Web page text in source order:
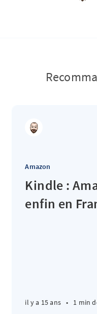
Amazon
Kindle :
enfin en
il y a 15 ans • 1 min